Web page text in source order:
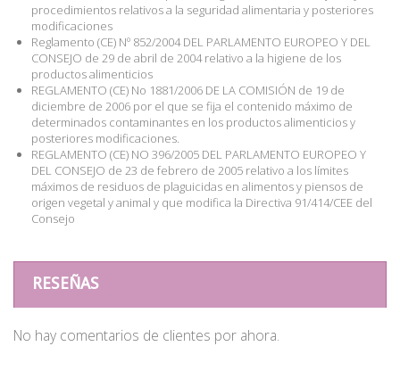
procedimientos relativos a la seguridad alimentaria y posteriores
modificaciones
Reglamento (CE) Nº 852/2004 DEL PARLAMENTO EUROPEO Y DEL
CONSEJO de 29 de abril de 2004 relativo a la higiene de los
productos alimenticios
REGLAMENTO (CE) No 1881/2006 DE LA COMISIÓN de 19 de
diciembre de 2006 por el que se fija el contenido máximo de
determinados contaminantes en los productos alimenticios y
posteriores modificaciones.
REGLAMENTO (CE) NO 396/2005 DEL PARLAMENTO EUROPEO Y
DEL CONSEJO de 23 de febrero de 2005 relativo a los límites
máximos de residuos de plaguicidas en alimentos y piensos de
origen vegetal y animal y que modifica la Directiva 91/414/CEE del
Consejo
RESEÑAS
No hay comentarios de clientes por ahora.